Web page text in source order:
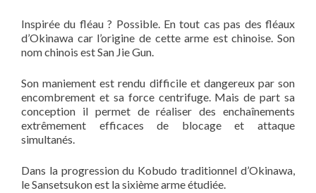
Inspirée du fléau ? Possible. En tout cas pas des fléaux
d’Okinawa car l’origine de cette arme est chinoise. Son
nom chinois est San Jie Gun.
Son maniement est rendu difficile et dangereux par son
encombrement et sa force centrifuge. Mais de part sa
conception il permet de réaliser des enchaînements
extrêmement efficaces de blocage et attaque
simultanés.
Dans la progression du Kobudo traditionnel d’Okinawa,
le Sansetsukon est la sixième arme étudiée.